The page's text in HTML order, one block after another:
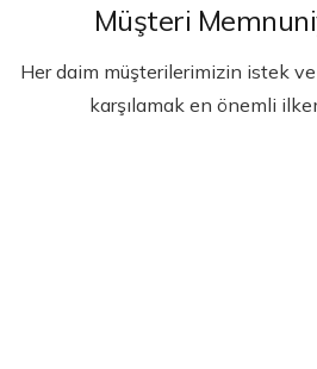
Müşteri
Her daim müşterilerimizin istek
karşılamak en önemli